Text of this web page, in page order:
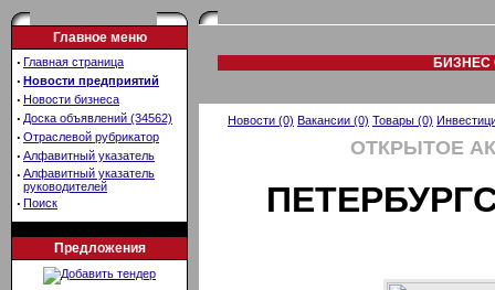
Главное меню
· Главная страница
· Новости предприятий
· Новости бизнеса
· Доска объявлений (34562)
· Отраслевой рубрикатор
· Алфавитный указатель
· Алфавитный указатель
руководителей
· Поиск
Предложения
БИЗНЕС
Новости (0) Вакансии (0) Товары (0)
ОТКРЫТОЕ